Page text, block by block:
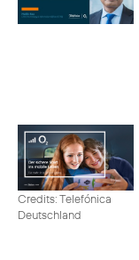
Credits: Telefónica
Deutschland